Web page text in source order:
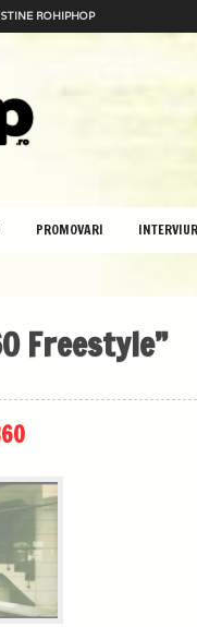
ROHIPHOP
PROMOVARI
Freestyle”